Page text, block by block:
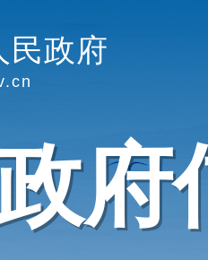
民政府
府